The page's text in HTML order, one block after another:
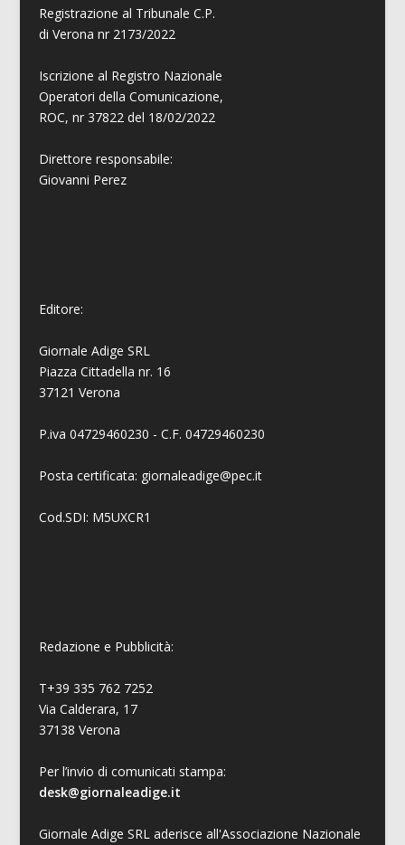
Registrazione al Tribunale C.P.
di Verona nr 2173/2022
Iscrizione al Registro Nazionale
Operatori della Comunicazione,
ROC, nr 37822 del 18/02/2022
Direttore responsabile:
Giovanni Perez
Editore:
Giornale Adige SRL
Piazza Cittadella nr. 16
37121 Verona
P.iva 04729460230 - C.F. 04729460230
Posta certificata: giornaleadige@pec.it
Cod.SDI: M5UXCR1
Redazione e Pubblicità:
T+39 335 762 7252
Via Calderara, 17
37138 Verona
Per l’invio di comunicati stampa:
desk@giornaleadige.it
Giornale Adige SRL aderisce all'Associazione Nazionale